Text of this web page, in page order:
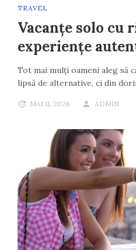
TRAVEL
Vacanțe solo cu
experiențe
Tot mai mulți oameni aleg să
lipsă de alternative, ci din
MAI 11, 2026 ADMIN